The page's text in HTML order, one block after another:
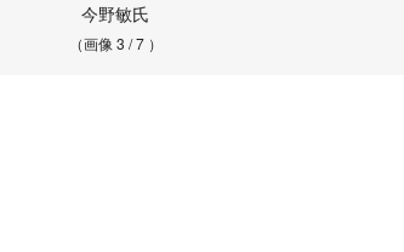
今野敏氏
（画像 3 / 7 ）